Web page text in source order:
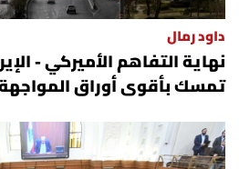
داود رمال
نهاية التفاهم الأميركي -
تمسك بأقوى أوراق